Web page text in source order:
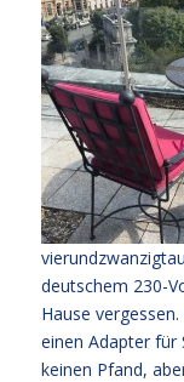
deutschem 230-
Hause
einen Adapter für
keinen Pfand,